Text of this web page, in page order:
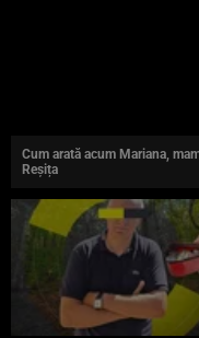
Cum arată acum Mariana,
Reșița